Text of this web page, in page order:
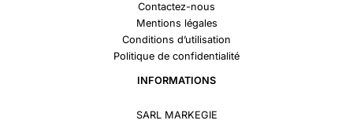
Contactez-nous
Mentions légales
Conditions d’utilisation
Politique de confidentialité
INFORMATIONS
SARL MARKEGIE